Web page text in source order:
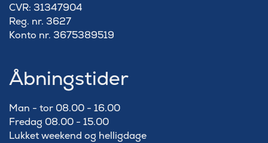
​CVR: 31347904
Reg. nr. 3627
Konto nr. 3675389519
Åbningstider
Man - tor 08.00 - 16.00
Fredag 08.00 - 15.00
Lukket weekend og helligdage